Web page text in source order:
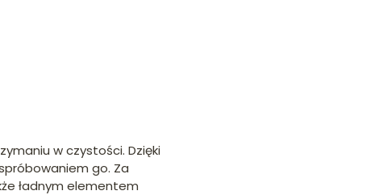
w czystości. Dzięki
go. Za
ładnym elementem